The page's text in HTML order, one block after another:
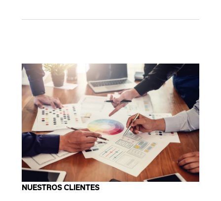
NUESTROS CLIENTES